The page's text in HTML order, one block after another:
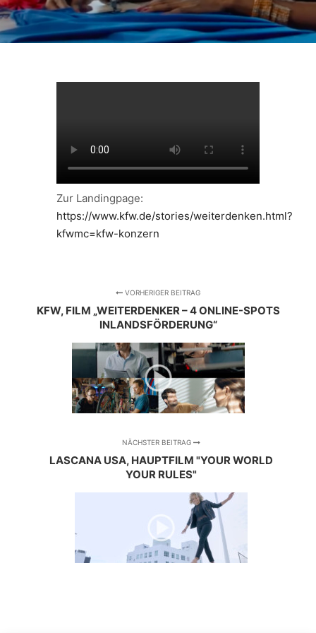
Zur Landingpage:
https://www.kfw.de/stories/weiterdenken.html?
kfwmc=kfw-konzern
VORHERIGER BEITRAG
KFW, FILM „WEITERDENKER – 4 ONLINE-SPOTS
INLANDSFÖRDERUNG“
NÄCHSTER BEITRAG
LASCANA USA, HAUPTFILM "YOUR WORLD
YOUR RULES"